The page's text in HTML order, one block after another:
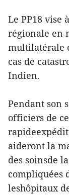
Le PP18 vise
régionale en
multilatérale
cas de
Indien.
Pendant son
officiers de
aideront la
des soinsde
compliquées
leshôpitaux